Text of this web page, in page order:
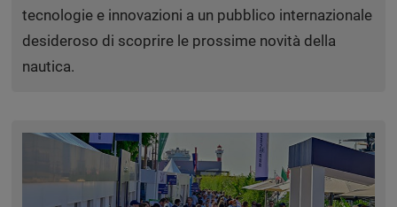
tecnologie e innovazioni a un pubblico internazionale
desideroso di scoprire le prossime novità della
nautica.